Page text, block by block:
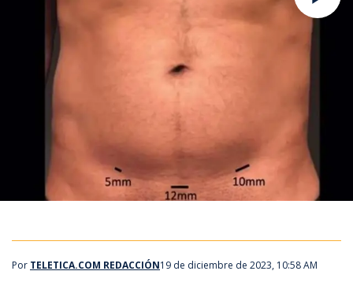
Por TELETICA.COM REDACCIÓN19 de diciembre de 2023, 10:58 AM